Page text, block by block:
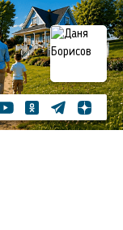
Одноклассники
ТелеграмЯндекс